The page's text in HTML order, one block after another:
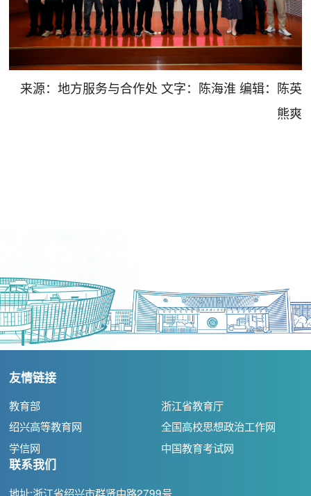
来源：地方服务与合作处 文字：陈海淮 编辑：陈英
熊爽
友情链接
教育部
浙江省教育厅
绍兴高等教育网
全国高校思想政治工作网
学信网
中国教育考试网
联系我们
地址:浙江省绍兴市群贤中路2799号